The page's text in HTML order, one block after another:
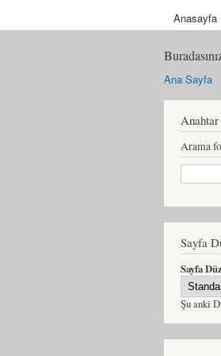
Anasayfa
Ana Sayfa
Arama
Ara
Sayfa
Sayfa
Şu anki